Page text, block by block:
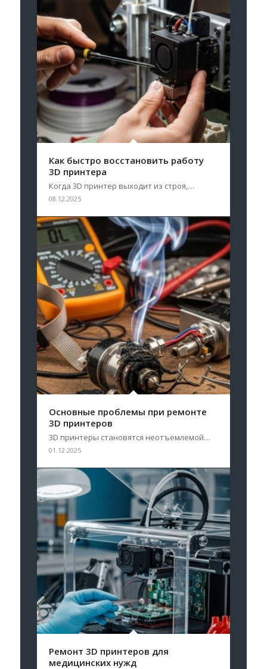
Как быстро восстановить работу
3D принтера
Когда 3D принтер выходит из строя,…
08.12.2025
Основные проблемы при ремонте
3D принтеров
3D принтеры становятся неотъемлемой…
01.12.2025
Ремонт 3D принтеров для
медицинских нужд